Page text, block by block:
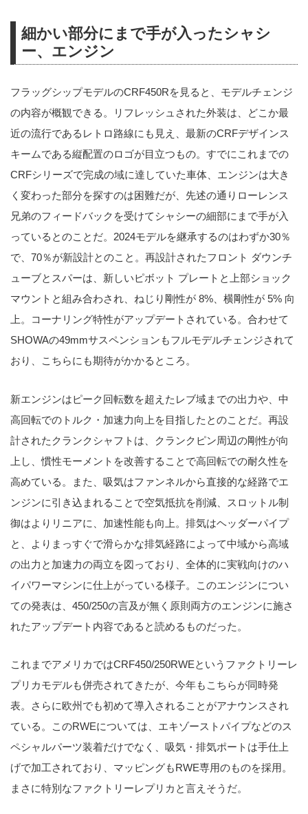
細かい部分にまで手が入ったシャシ
ー、エンジン
フラッグシップモデルのCRF450Rを見ると、モデルチェンジ
の内容が概観できる。リフレッシュされた外装は、どこか最
近の流行であるレトロ路線にも見え、最新のCRFデザインス
キームである縦配置のロゴが目立つもの。すでにこれまでの
CRFシリーズで完成の域に達していた車体、エンジンは大き
く変わった部分を探すのは困難だが、先述の通りローレンス
兄弟のフィードバックを受けてシャシーの細部にまで手が入
っているとのことだ。2024モデルを継承するのはわずか30％
で、70％が新設計とのこと。再設計されたフロント ダウンチ
ューブとスパーは、新しいピボット プレートと上部ショック
マウントと組み合わされ、ねじり剛性が 8%、横剛性が 5% 向
上。コーナリング特性がアップデートされている。合わせて
SHOWAの49mmサスペンションもフルモデルチェンジされて
おり、こちらにも期待がかかるところ。
新エンジンはピーク回転数を超えたレブ域までの出力や、中
高回転でのトルク・加速力向上を目指したとのことだ。再設
計されたクランクシャフトは、クランクピン周辺の剛性​​が向
上し、慣性モーメントを改善することで高回転での耐久性を
高めている。また、吸気はファンネルから直接的な経路でエ
ンジンに引き込まれることで空気抵抗を削減、スロットル制
御はよりリニアに、加速性能も向上。排気はヘッダーパイプ
と、よりまっすぐで滑らかな排気経路によって中域から高域
の出力と加速力の両立を図っており、全体的に実戦向けのハ
イパワーマシンに仕上がっている様子。このエンジンについ
ての発表は、450/250の言及が無く原則両方のエンジンに施さ
れたアップデート内容であると読めるものだった。
これまでアメリカではCRF450/250RWEというファクトリーレ
プリカモデルも併売されてきたが、今年もこちらが同時発
表。さらに欧州でも初めて導入されることがアナウンスされ
ている。このRWEについては、エキゾーストパイプなどのス
ペシャルパーツ装着だけでなく、吸気・排気ポートは手仕上
げで加工されており、マッピングもRWE専用のものを採用。
まさに特別なファクトリーレプリカと言えそうだ。